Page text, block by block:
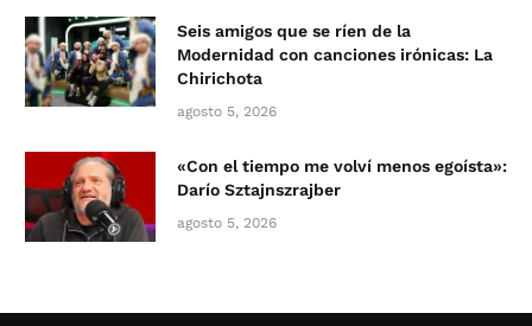
Seis amigos que se ríen de la
Modernidad con canciones irónicas: La
Chirichota
agosto 5, 2026
«Con el tiempo me volví menos egoísta»:
Darío Sztajnszrajber
agosto 5, 2026